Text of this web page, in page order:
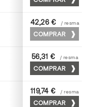
52 x 70
42,26 € / resma
COMPRAR
52 x 70
56,31 € / resma
COMPRAR
70 x 100
119,74 € / resma
COMPRAR